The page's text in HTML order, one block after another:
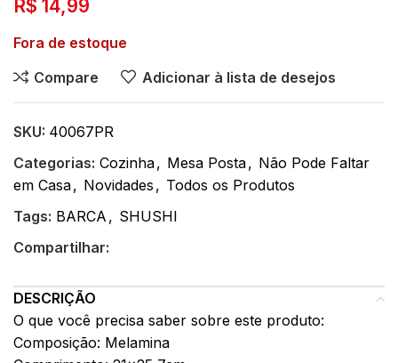
R$ 14,99
Fora de estoque
Compare
Adicionar à lista de desejos
SKU: 40067PR
Categorias: Cozinha, Mesa Posta, Não Pode Faltar
em Casa, Novidades , Todos os Produtos
Tags: BARCA , SHUSHI
Compartilhar:
DESCRIÇÃO
O que você precisa saber sobre este produto:
Composição: Melamina